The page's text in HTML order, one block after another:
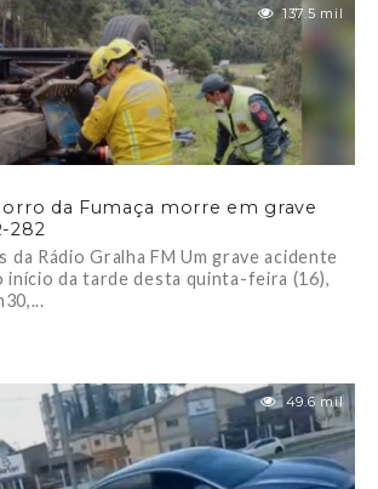
137.5 mil
da Fumaça morre em grave
282
da Rádio Gralha FM Um grave acidente
da tarde desta quinta-feira (16),
49.6 mil